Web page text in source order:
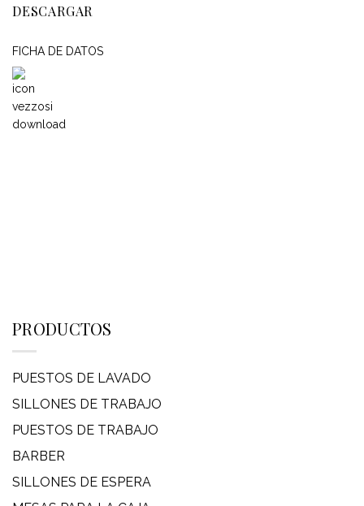
DESCARGAR
FICHA DE DATOS
PRODUCTOS
PUESTOS DE LAVADO
SILLONES DE TRABAJO
PUESTOS DE TRABAJO
BARBER
SILLONES DE ESPERA